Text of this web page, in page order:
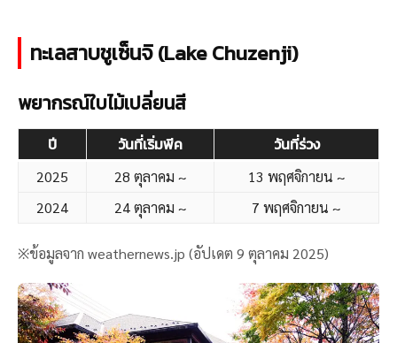
ทะเลสาบชูเซ็นจิ (Lake Chuzenji)
พยากรณ์ใบไม้เปลี่ยนสี
ปี วันที่เริ่มพีค วันที่ร่วง
2025 28 ตุลาคม ~
13 พฤศจิกายน ~
2024
24 ตุลาคม ~ 7 พฤศจิกายน ~
※ข้อมูลจาก weathernews.jp (อัปเดต 9 ตุลาคม 2025)